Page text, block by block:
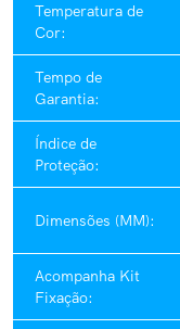
Temperatura de
Cor:
Tempo de
Garantia:
Índice de
Proteção:
Dimensões (MM):
Acompanha Kit
Fixação: